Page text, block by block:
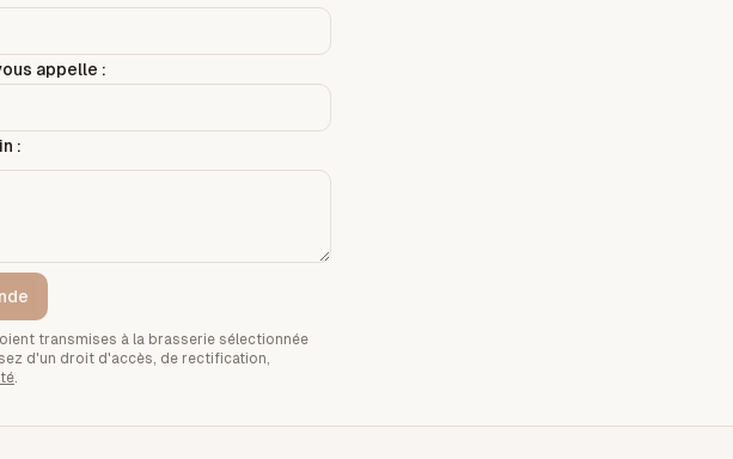
appelle :
:
transmises à la brasserie sélectionnée
d'un droit d'accès, de rectification,
.